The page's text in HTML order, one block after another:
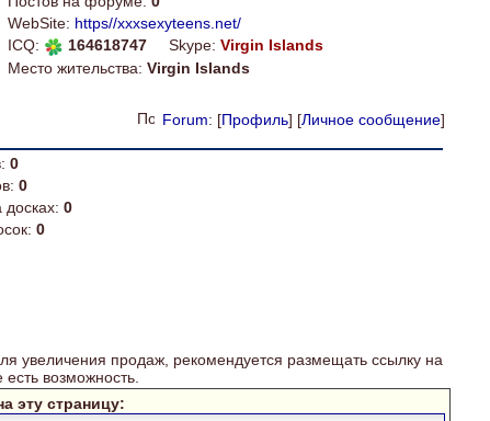
WebSite: https//xxxsexyteens.net/
ICQ:
164618747Skype: Virgin Islands
Место жительства: Virgin Islands
Forum: [Профиль] [Личное сообщение]
0
0
0
0
увеличения продаж, рекомендуется размещать ссылку на
есть возможность.
эту страницу: